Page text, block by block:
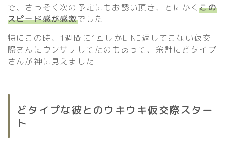
で、さっそく次の予定にもお誘い頂き、とにかくこの
スピード感が感激でした
特にこの時、1週間に1回しかLINE返してこない仮交
際さんにウンザリしてたのもあって、余計にどタイプ
さんが神に見えました
どタイプな彼とのウキウキ仮交際スター
ト